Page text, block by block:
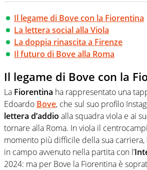
Il legame di Bove con la Fiorentina
La lettera social alla Viola
La doppia rinascita a Firenze
Il futuro di Bove alla Roma
Il legame di Bove con la
La Fiorentina ha rappresentato una
Edoardo Bove, che sul suo profilo
lettera d’addio alla squadra viola e ai
tornare alla Roma. In viola il
momento più difficile della sua carriera,
in campo avvenuto nella partita con l’
2024: ma per Bove la Fiorentina è